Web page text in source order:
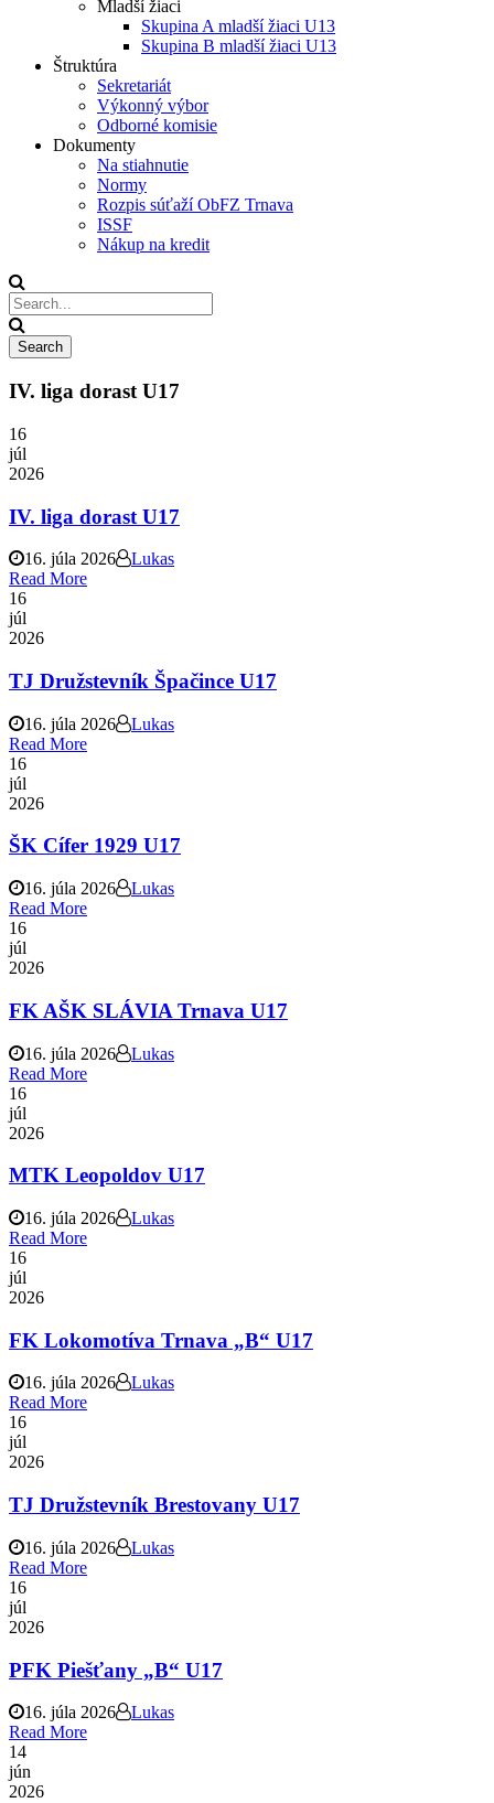
Mladší žiaci
Skupina A mladší žiaci U13
Skupina B mladší žiaci U13
Štruktúra
Sekretariát
Výkonný výbor
Odborné komisie
Dokumenty
Na stiahnutie
Normy
Rozpis súťaží ObFZ Trnava
ISSF
Nákup na kredit
IV. liga dorast U17
16
júl
2026
IV. liga dorast U17
16. júla 2026
Lukas
Read More
16
júl
2026
TJ Družstevník Špačince U17
16. júla 2026
Lukas
Read More
16
júl
2026
ŠK Cífer 1929 U17
16. júla 2026
Lukas
Read More
16
júl
2026
FK AŠK SLÁVIA Trnava U17
16. júla 2026
Lukas
Read More
16
júl
2026
MTK Leopoldov U17
16. júla 2026
Lukas
Read More
16
júl
2026
FK Lokomotíva Trnava „B“ U17
16. júla 2026
Lukas
Read More
16
júl
2026
TJ Družstevník Brestovany U17
16. júla 2026
Lukas
Read More
16
júl
2026
PFK Piešťany „B“ U17
16. júla 2026
Lukas
Read More
14
jún
2026